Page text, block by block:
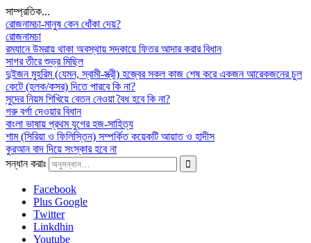
সাম্প্রতিক...
রোজনামচা-মানুষ কেন ধোঁকা দেয়?
রোজনামচা
রমযানে উমরায় থাকা অবস্থায় সদকায়ে ফিতর আদার করার বিধান
সাগর তীরে শুভ্র মিছিল
দুইজন মুহরিম (যেমন, স্বামী-স্ত্রী) হজ্বের সকল কাজ শেষ করে একজন আরেকজনের চুল
কেটে (হলক/কসর) দিতে পারবে কি না?
সুদের নিয়ম শিখিয়ে বেতন নেওয়া বৈধ হবে কি না?
গরু বর্গা দেওয়ার বিধান
বাংলা ভাষায় প্রথম যুগের হজ-সাহিত্য
শাম (সিরিয়া ও ফিলিস্তিন) সম্পর্কিত কয়েকটি আয়াত ও হাদীস
কুরআন বাদ দিয়ে সংস্কার হবে না
সন্ধান করাঃ
Facebook
Plus Google
Twitter
Linkdhin
Youtube